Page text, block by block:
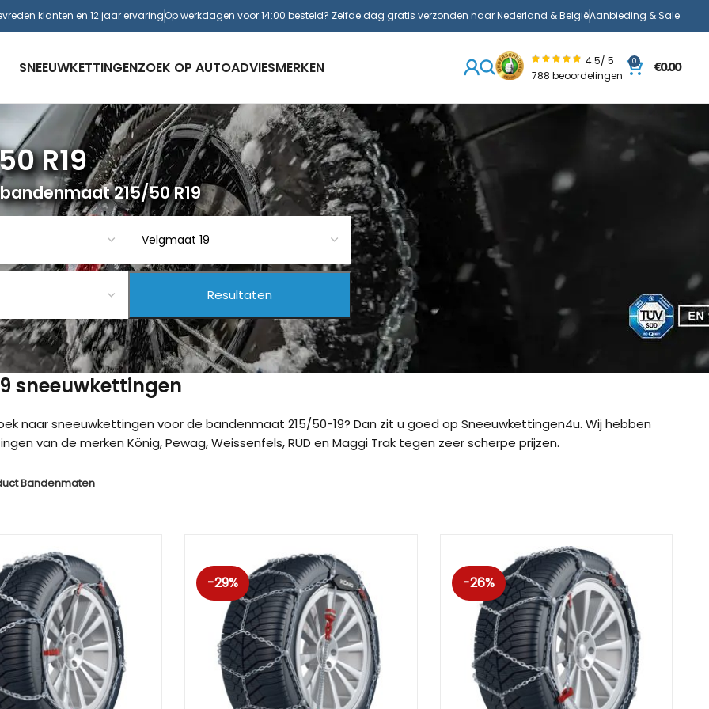
klanten en 12 jaar ervaringOp werkdagen voor 14:00 besteld? Zelfde dag gratis verzonden naar Nederland & BelgiëAanbieding & Sale
SNEEUWKETTINGENZOEK OP AUTOADVIESMERKEN
König CB-12 König CB-7 (7mm)
König Easy-Fit CU-9 König Easy-Fit voor SUV’s
4.5/ 5
788 beoordelingen
0
€0.00
R19
215/50 R19
sneeuwkettingen
naar sneeuwkettingen voor de bandenmaat 215/50-19? Dan zit u goed op Sneeuwkettingen4u. Wij hebben
van de merken König, Pewag, Weissenfels, RÜD en Maggi Trak tegen zeer scherpe prijzen.
Bandenmaten
-29% -26%